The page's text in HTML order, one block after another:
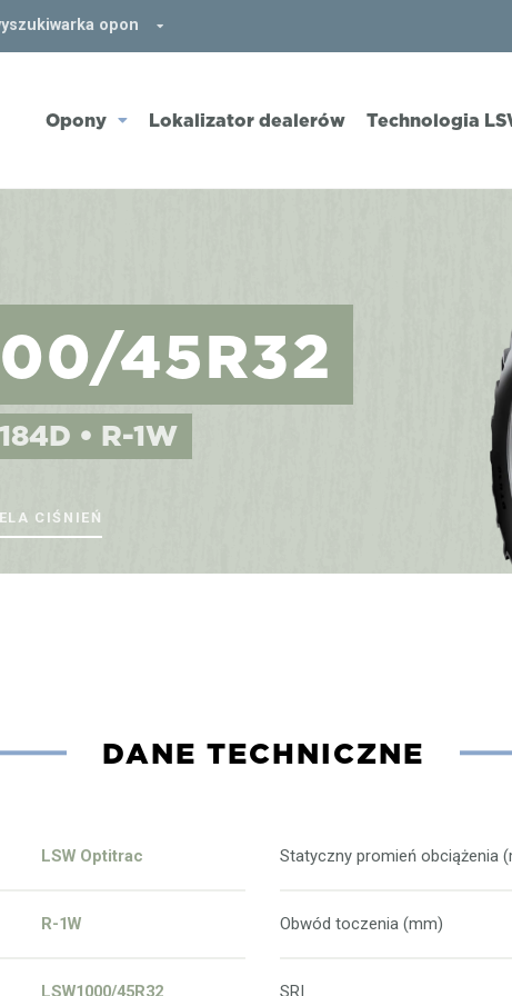
opon
Opony Lokalizator dealerów Technologia
45R32
• R-1W
CIŚNIEŃ
DANE TECHNICZNE
LSW Optitrac
R-1W
LSW1000/45R32
Statyczny promień obciążenia
Obwód toczenia (mm)
SRI